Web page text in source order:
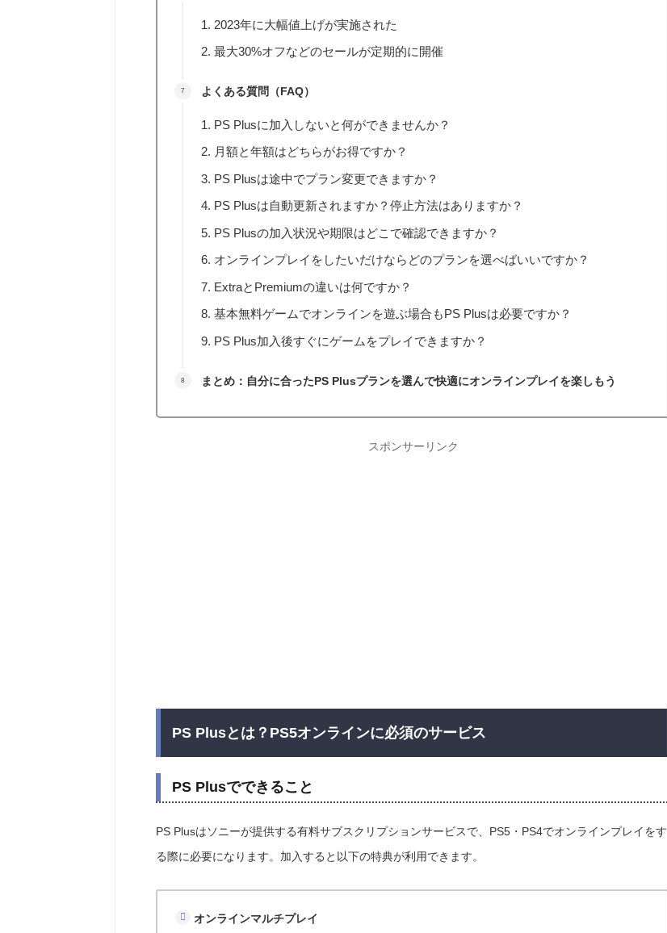
2023年に大幅値上げが実施された
最大30%オフなどのセールが定期的に開催
よくある質問（FAQ）
PS Plusに加入しないと何ができませんか？
月額と年額はどちらがお得ですか？
PS Plusは途中でプラン変更できますか？
PS Plusは自動更新されますか？停止方法はありますか？
PS Plusの加入状況や期限はどこで確認できますか？
オンラインプレイをしたいだけならどのプランを選べばいいですか？
ExtraとPremiumの違いは何ですか？
基本無料ゲームでオンラインを遊ぶ場合もPS Plusは必要ですか？
PS Plus加入後すぐにゲームをプレイできますか？
まとめ：自分に合ったPS Plusプランを選んで快適にオンラインプレイを楽しもう
スポンサーリンク
PS Plusとは？PS5オンラインに必須のサービス
PS Plusでできること
PS Plusはソニーが提供する有料サブスクリプションサービスで、PS5・PS4でオンラインプレイをす
る際に必要になります。加入すると以下の特典が利用できます。
オンラインマルチプレイ